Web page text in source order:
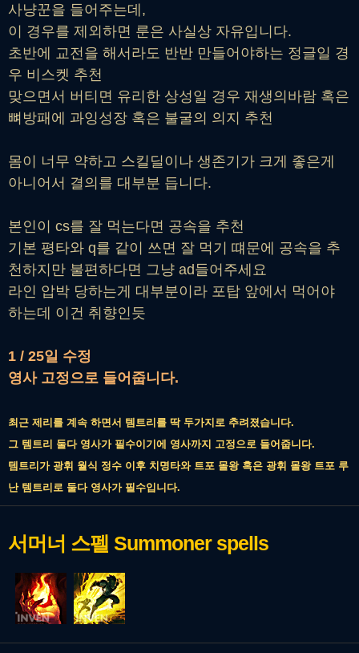
사냥꾼을 들어주는데,
이 경우를 제외하면 룬은 사실상 자유입니다.
초반에 교전을 해서라도 반반 만들어야하는 정글일 경
우 비스켓 추천
맞으면서 버티면 유리한 상성일 경우 재생의바람 혹은
뼈방패에 과잉성장 혹은 불굴의 의지 추천
몸이 너무 약하고 스킬딜이나 생존기가 크게 좋은게
아니어서 결의를 대부분 듭니다.
본인이 cs를 잘 먹는다면 공속을 추천
기본 평타와 q를 같이 쓰면 잘 먹기 떄문에 공속을 추
천하지만 불편하다면 그냥 ad들어주세요
라인 압박 당하는게 대부분이라 포탑 앞에서 먹어야
하는데 이건 취향인듯
1 / 25일 수정
영사 고정으로 들어줍니다.
최근 제리를 계속 하면서 템트리를 딱 두가지로 추려졌습니다.
그 템트리 둘다 영사가 필수이기에 영사까지 고정으로 들어줍니다.
템트리가 광휘 월식 정수 이후 치명타와 트포 몰왕 혹은 광휘 몰왕 트포 루
난 템트리로 둘다 영사가 필수입니다.
서머너 스펠 Summoner spells